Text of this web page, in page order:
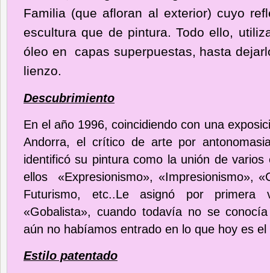
Familia (que afloran al exterior) cuyo
escultura que de pintura. Todo ello,
óleo en capas superpuestas, hasta
lienzo.
Descubrimiento
En el año 1996, coincidiendo con una
Andorra, el crítico de arte por
identificó su pintura como la unión de
ellos «Expresionismo», «Impresionismo»,
Futurismo, etc..Le asignó por
«Gobalista», cuando todavía no se
aún no habíamos entrado en lo que hoy es
Estilo patentado